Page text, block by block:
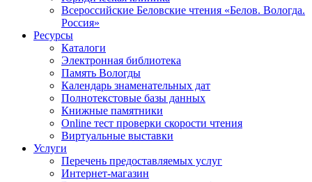
Всероссийские Беловские чтения «Белов. Вологда.
Россия»
Ресурсы
Каталоги
Электронная библиотека
Память Вологды
Календарь знаменательных дат
Полнотекстовые базы данных
Книжные памятники
Online тест проверки скорости чтения
Виртуальные выставки
Услуги
Перечень предоставляемых услуг
Интернет-магазин